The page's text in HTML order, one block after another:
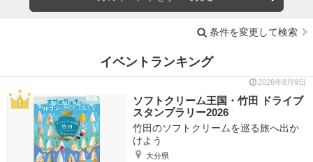
条件を変更して検索
イベントランキング
2026年8月9日
ソフトクリーム王国・竹田 ドライブ
スタンプラリー2026
竹田のソフトクリームを巡る旅へ出か
けよう
大分県